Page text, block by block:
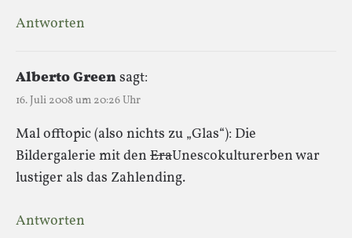
Antworten
Alberto Greensagt:
16. Juli 2008 um 20:26 Uhr
Mal offtopic (also nichts zu „Glas“): Die
Bildergalerie mit den EraUnescokulturerben war
lustiger als das Zahlending.
Antworten